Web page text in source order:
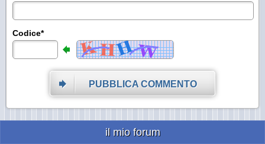
Codice*
PUBBLICA COMMENTO
il mio forum